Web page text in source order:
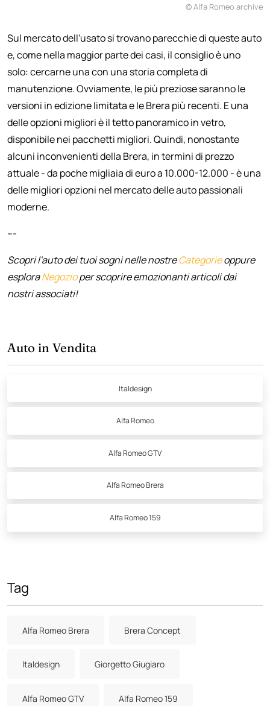
© Alfa Romeo archive
Sul mercato dell'usato si trovano parecchie di queste auto
e, come nella maggior parte dei casi, il consiglio è uno
solo: cercarne una con una storia completa di
manutenzione. Ovviamente, le più preziose saranno le
versioni in edizione limitata e le Brera più recenti. E una
delle opzioni migliori è il tetto panoramico in vetro,
disponibile nei pacchetti migliori. Quindi, nonostante
alcuni inconvenienti della Brera, in termini di prezzo
attuale - da poche migliaia di euro a 10.000-12.000 - è una
delle migliori opzioni nel mercato delle auto passionali
moderne.
---
Scopri l'auto dei tuoi sogni nelle nostreCategorieoppure
esploraNegozioper scoprire emozionanti articoli dai
nostri associati!
Auto in Vendita
Italdesign
Alfa Romeo
Alfa Romeo GTV
Alfa Romeo Brera
Alfa Romeo 159
Tag
Alfa Romeo Brera Brera Concept
Italdesign Giorgetto Giugiaro
Alfa Romeo GTV Alfa Romeo 159